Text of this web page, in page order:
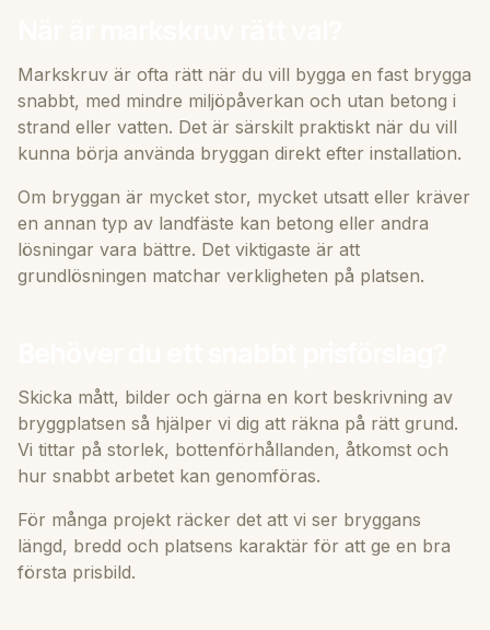
Markskruv är ofta rätt när du vill bygga en fast brygga
snabbt, med mindre miljöpåverkan och utan betong i
strand eller vatten. Det är särskilt praktiskt när du vill
kunna börja använda bryggan direkt efter installation.
Om bryggan är mycket stor, mycket utsatt eller kräver
en annan typ av landfäste kan betong eller andra
lösningar vara bättre. Det viktigaste är att
grundlösningen matchar verkligheten på platsen.
Skicka mått, bilder och gärna en kort beskrivning av
bryggplatsen så hjälper vi dig att räkna på rätt grund.
Vi tittar på storlek, bottenförhållanden, åtkomst och
hur snabbt arbetet kan genomföras.
För många projekt räcker det att vi ser bryggans
längd, bredd och platsens karaktär för att ge en bra
första prisbild.